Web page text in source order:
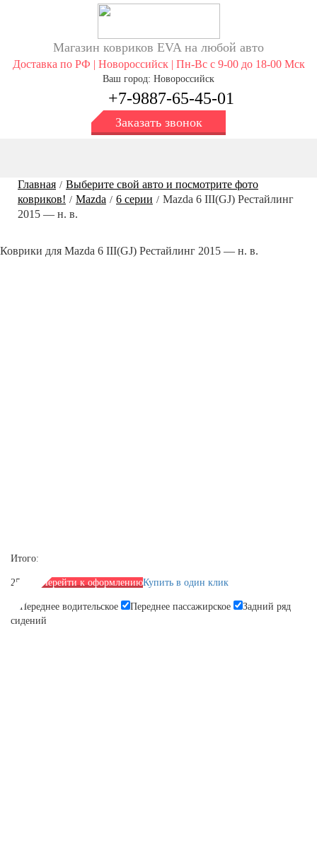
Магазин ковриков EVA ​на любой авто
Доставка по РФ | Новороссийск | Пн-Вс с 9-00 до 18-00 Мск
Ваш город: Новороссийск
+7-9887-65-45-01
Заказать звонок
Главная / Выберите свой авто и посмотрите фото
ковриков! / Mazda / 6 серии / Mazda 6 III(GJ) Рестайлинг
2015 — н. в.
Коврики для Mazda 6 III(GJ) Рестайлинг 2015 — н. в.
Итого:
2590 р. Перейти к оформлениюКупить в один клик
Переднее водительское Переднее пассажирское
Задний ряд
сидений